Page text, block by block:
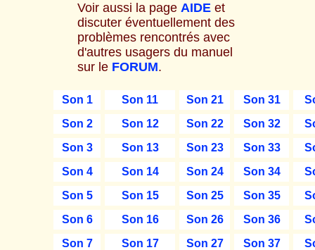
Voir aussi la page AIDE et
discuter éventuellement des
problèmes rencontrés avec
d'autres usagers du manuel
sur le FORUM.
Son 1 Son 11 Son 21 Son 31
Son 2
Son 12 Son 22 Son 32
Son 3
Son 13 Son 23 Son 33
Son 4
Son 14 Son 24 Son 34
Son 5
Son 15 Son 25 Son 35
Son 6
Son 16 Son 26 Son 36
Son 7
Son 17 Son 27 Son 37